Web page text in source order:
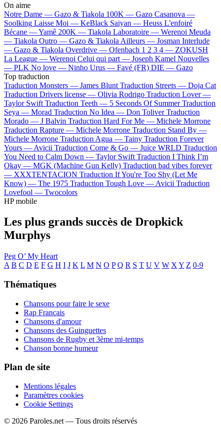
On aime
Notre Dame — Gazo & Tiakola 100K — Gazo Casanova —
Soolking Laisse Moi — KeBlack Saiyan — Heuss L'enfoiré
Bécane —Yamê 200K — Tiakola Laboratoire — Werenoi Meuda
— Tiakola Outro — Gazo & Tiakola Ailleurs — Josman Interlude
— Gazo & Tiakola Overdrive — Ofenbach 1 2 3 4 — ZOKUSH
La League — Werenoi Celui qui part — Joseph Kamel Nouvelles
— PLK No love — Ninho Urus — Favé (FR) DIE — Gazo
Top traduction
Traduction Monsters — James Blunt Traduction Streets — Doja Cat
Traduction Drivers license — Olivia Rodrigo Traduction Lover —
Taylor Swift Traduction Teeth — 5 Seconds Of Summer Traduction
Seya — Morad Traduction No Idea — Don Toliver Traduction
Morado — J Balvin Traduction Hard For Me — Michele Morrone
Traduction Rapture — Michele Morrone Traduction Stand By —
Michele Morrone Traduction Agua — Tainy Traduction Forever
Yours — Avicii Traduction Come & Go — Juice WRLD Traduction
You Need to Calm Down — Taylor Swift Traduction I Think I’m
Okay — MGK (Machine Gun Kelly) Traduction bad vibes forever
— XXXTENTACION Traduction If You're Too Shy (Let Me
Know) — The 1975 Traduction Tough Love — Avicii Traduction
Lovefool — Twocolors
HP mobile
Les plus grands succès de Dropkick
Murphys
Peg O’ My Heart
A B C D E F G H I J K L M N O P Q R S T U V W X Y Z 0-9
Thématiques
Chansons pour faire le sexe
Rap Français
Chansons d'amour
Chansons des Guinguettes
Chansons de Rugby et 3ème mi-temps
Chanson bonne humeur
Plan de site
Mentions légales
Paramètres cookies
Cookie Settings
© 2026 Paroles.net — Tous droits réservés